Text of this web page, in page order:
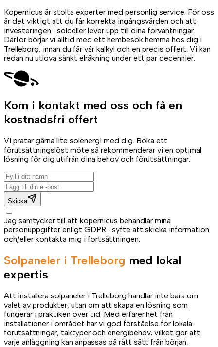
Kopernicus är stolta experter med personlig service. För oss
är det viktigt att du får korrekta ingångsvärden och att
investeringen i solceller lever upp till dina förväntningar.
Därför börjar vi alltid med ett hembesök hemma hos dig i
Trelleborg, innan du får vår kalkyl och en precis offert. Vi kan
redan nu utlova sänkt elräkning under ett par decennier.
Kom i kontakt med oss och få en
kostnadsfri offert
Vi pratar gärna lite solenergi med dig. Boka ett
förutsättningslöst möte så rekommenderar vi en optimal
lösning för dig utifrån dina behov och förutsättningar.
Skicka
Jag samtycker till att kopernicus behandlar mina
personuppgifter enligt GDPR I syfte att skicka information
och/eller kontakta mig i fortsättningen.
Solpaneler i Trelleborg med lokal
expertis
Att installera solpaneler i Trelleborg handlar inte bara om
valet av produkter, utan om att skapa en lösning som
fungerar i praktiken över tid. Med erfarenhet från
installationer i området har vi god förståelse för lokala
förutsättningar, taktyper och energibehov, vilket gör att
varje anläggning kan anpassas på rätt sätt från början.